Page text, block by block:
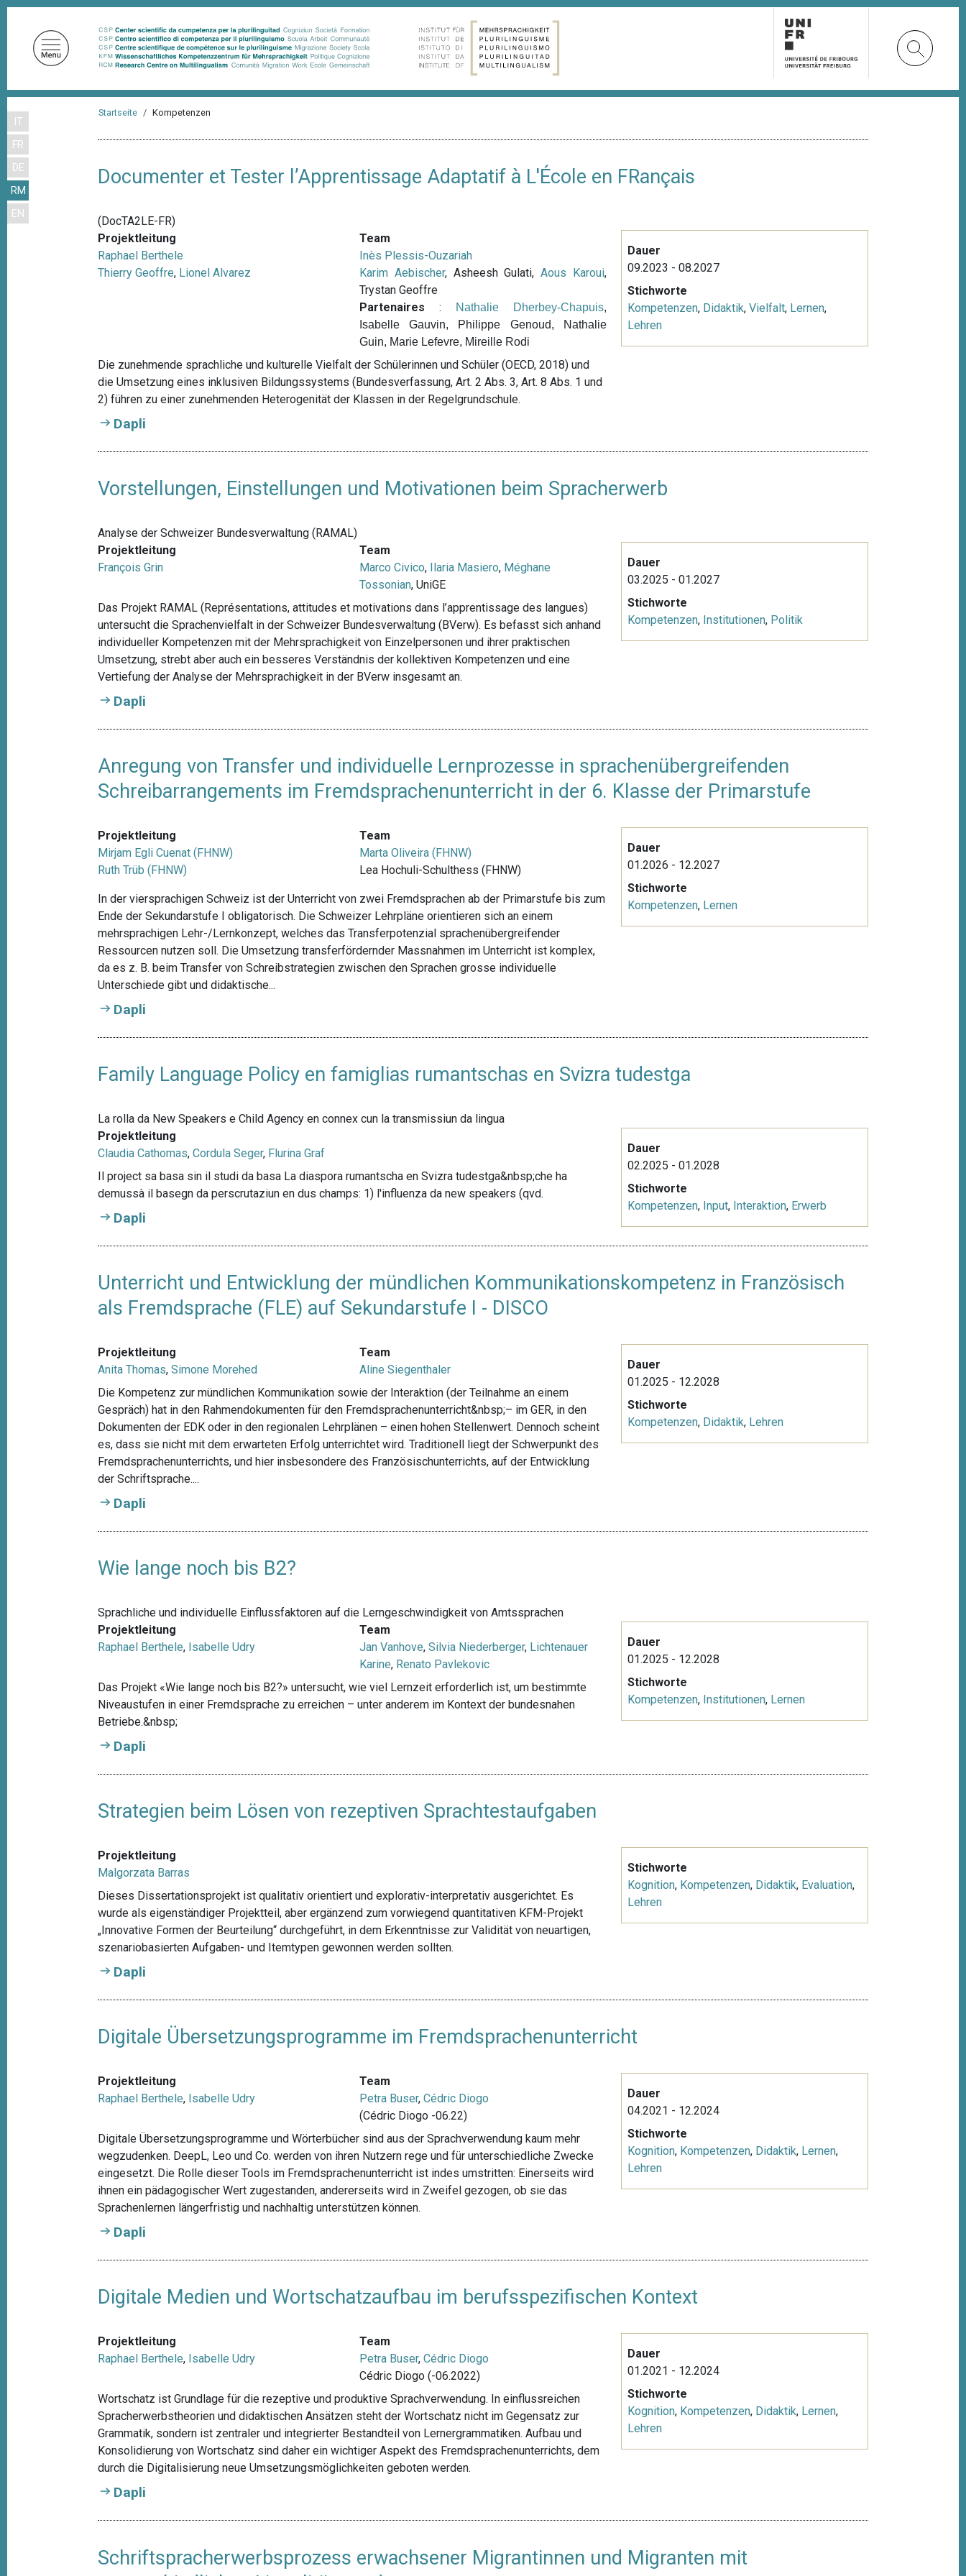
D
IT
FR
DE
RM
EN
Startseite Kompetenzen
Documenter et Tester l’Apprentissage Adaptatif à L'École en FRançais
(DocTA2LE-FR)
Projektleitung
Raphael Berthele
Thierry Geoffre, Lionel Alvarez
Team
Inès Plessis-Ouzariah
Karim Aebischer, Asheesh Gulati,Aous Karoui,
Trystan Geoffre
Partenaires : Nathalie Dherbey-Chapuis,
Isabelle Gauvin, Philippe Genoud, Nathalie
Guin, Marie Lefevre, Mireille Rodi
Die zunehmende sprachliche und kulturelle Vielfalt der Schülerinnen und Schüler (OECD, 2018) und
die Umsetzung eines inklusiven Bildungssystems (Bundesverfassung, Art. 2 Abs. 3, Art. 8 Abs. 1 und
2) führen zu einer zunehmenden Heterogenität der Klassen in der Regelgrundschule.
Dapli
Dauer
09.2023 - 08.2027
Stichworte
Kompetenzen, Didaktik, Vielfalt, Lernen,
Lehren
Vorstellungen, Einstellungen und Motivationen beim Spracherwerb
Analyse der Schweizer Bundesverwaltung (RAMAL)
Projektleitung
François Grin
Team
Marco Civico, Ilaria Masiero, Méghane
Tossonian, UniGE
Das Projekt RAMAL (Représentations, attitudes et motivations dans l’apprentissage des langues)
untersucht die Sprachenvielfalt in der Schweizer Bundesverwaltung (BVerw). Es befasst sich anhand
individueller Kompetenzen mit der Mehrsprachigkeit von Einzelpersonen und ihrer praktischen
Umsetzung, strebt aber auch ein besseres Verständnis der kollektiven Kompetenzen und eine
Vertiefung der Analyse der Mehrsprachigkeit in der BVerw insgesamt an.
Dapli
Dauer
03.2025 - 01.2027
Stichworte
Kompetenzen, Institutionen, Politik
Anregung von Transfer und individuelle Lernprozesse in sprachenübergreifenden
Schreibarrangements im Fremdsprachenunterricht in der 6. Klasse der Primarstufe
Projektleitung
Mirjam Egli Cuenat (FHNW)
Ruth Trüb (FHNW)
Team
Marta Oliveira (FHNW)
Lea Hochuli-Schulthess (FHNW)
In der viersprachigen Schweiz ist der Unterricht von zwei Fremdsprachen ab der Primarstufe bis zum
Ende der Sekundarstufe I obligatorisch. Die Schweizer Lehrpläne orientieren sich an einem
mehrsprachigen Lehr-/Lernkonzept, welches das Transferpotenzial sprachenübergreifender
Ressourcen nutzen soll. Die Umsetzung transferfördernder Massnahmen im Unterricht ist komplex,
da es z. B. beim Transfer von Schreibstrategien zwischen den Sprachen grosse individuelle
Unterschiede gibt und didaktische...
Dapli
Dauer
01.2026 - 12.2027
Stichworte
Kompetenzen, Lernen
Family Language Policy en famiglias rumantschas en Svizra tudestga
La rolla da New Speakers e Child Agency en connex cun la transmissiun da lingua
Projektleitung
Claudia Cathomas,Cordula Seger, Flurina Graf
Il project sa basa sin il studi da basa La diaspora rumantscha en Svizra tudestga&nbsp;che ha
demussà il basegn da perscrutaziun en dus champs: 1) l'influenza da new speakers (qvd.
Dapli
Dauer
02.2025 - 01.2028
Stichworte
Kompetenzen, Input, Interaktion, Erwerb
Unterricht und Entwicklung der mündlichen Kommunikationskompetenz in Französisch
als Fremdsprache (FLE) auf Sekundarstufe I - DISCO
Projektleitung
Anita Thomas,Simone Morehed
Team
Aline Siegenthaler
Die Kompetenz zur mündlichen Kommunikation sowie der Interaktion (der Teilnahme an einem
Gespräch) hat in den Rahmendokumenten für den Fremdsprachenunterricht&nbsp;– im GER, in den
Dokumenten der EDK oder in den regionalen Lehrplänen – einen hohen Stellenwert. Dennoch scheint
es, dass sie nicht mit dem erwarteten Erfolg unterrichtet wird. Traditionell liegt der Schwerpunkt des
Fremdsprachenunterrichts, und hier insbesondere des Französischunterrichts, auf der Entwicklung
der Schriftsprache....
Dapli
Dauer
01.2025 - 12.2028
Stichworte
Kompetenzen, Didaktik, Lehren
Wie lange noch bis B2?
Sprachliche und individuelle Einflussfaktoren auf die Lerngeschwindigkeit von Amtssprachen
Projektleitung
Raphael Berthele, Isabelle Udry
Team
Jan Vanhove,Silvia Niederberger, Lichtenauer
Karine, Renato Pavlekovic
Das Projekt «Wie lange noch bis B2?» untersucht, wie viel Lernzeit erforderlich ist, um bestimmte
Niveaustufen in einer Fremdsprache zu erreichen – unter anderem im Kontext der bundesnahen
Betriebe.&nbsp;
Dapli
Dauer
01.2025 - 12.2028
Stichworte
Kompetenzen, Institutionen, Lernen
Strategien beim Lösen von rezeptiven Sprachtestaufgaben
Projektleitung
Malgorzata Barras
Dieses Dissertationsprojekt ist qualitativ orientiert und explorativ-interpretativ ausgerichtet. Es
wurde als eigenständiger Projektteil, aber ergänzend zum vorwiegend quantitativen KFM-Projekt
„Innovative Formen der Beurteilung“ durchgeführt, in dem Erkenntnisse zur Validität von neuartigen,
szenariobasierten Aufgaben- und Itemtypen gewonnen werden sollten.
Dapli
Stichworte
Kognition, Kompetenzen, Didaktik, Evaluation,
Lehren
Digitale Übersetzungsprogramme im Fremdsprachenunterricht
Projektleitung
Raphael Berthele, Isabelle Udry
Team
Petra Buser,Cédric Diogo
(Cédric Diogo -06.22)
Digitale Übersetzungsprogramme und Wörterbücher sind aus der Sprachverwendung kaum mehr
wegzudenken. DeepL, Leo und Co. werden von ihren Nutzern rege und für unterschiedliche Zwecke
eingesetzt. Die Rolle dieser Tools im Fremdsprachenunterricht ist indes umstritten: Einerseits wird
ihnen ein pädagogischer Wert zugestanden, andererseits wird in Zweifel gezogen, ob sie das
Sprachenlernen längerfristig und nachhaltig unterstützen können.
Dapli
Dauer
04.2021 - 12.2024
Stichworte
Kognition, Kompetenzen, Didaktik, Lernen,
Lehren
Digitale Medien und Wortschatzaufbau im berufsspezifischen Kontext
Projektleitung
Raphael Berthele, Isabelle Udry
Team
Petra Buser,Cédric Diogo
Cédric Diogo (-06.2022)
Wortschatz ist Grundlage für die rezeptive und produktive Sprachverwendung. In einflussreichen
Spracherwerbstheorien und didaktischen Ansätzen steht der Wortschatz nicht im Gegensatz zur
Grammatik, sondern ist zentraler und integrierter Bestandteil von Lernergrammatiken. Aufbau und
Konsolidierung von Wortschatz sind daher ein wichtiger Aspekt des Fremdsprachenunterrichts, dem
durch die Digitalisierung neue Umsetzungsmöglichkeiten geboten werden.
Dapli
Dauer
01.2021 - 12.2024
Stichworte
Kognition, Kompetenzen, Didaktik, Lernen,
Lehren
Schriftspracherwerbsprozess erwachsener Migrantinnen und Migranten mit